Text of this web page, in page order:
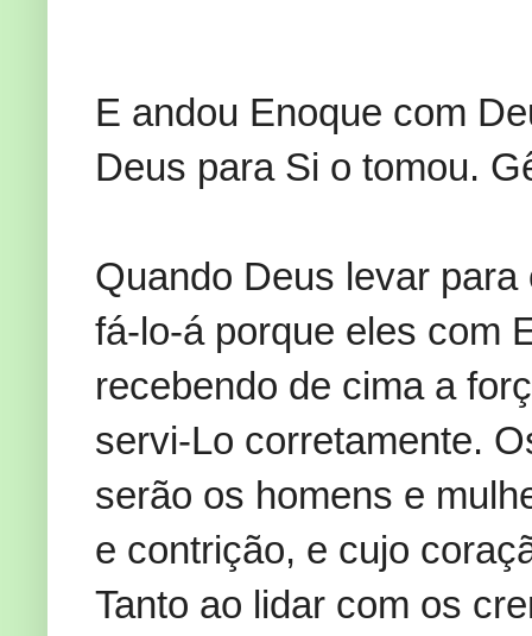
E andou Enoque com
Deus para Si o tomou.
Quando Deus levar
fá-lo-á porque eles com
recebendo de cima a
servi-Lo corretamente.
serão os homens e
e contrição, e cujo
Tanto ao lidar com os